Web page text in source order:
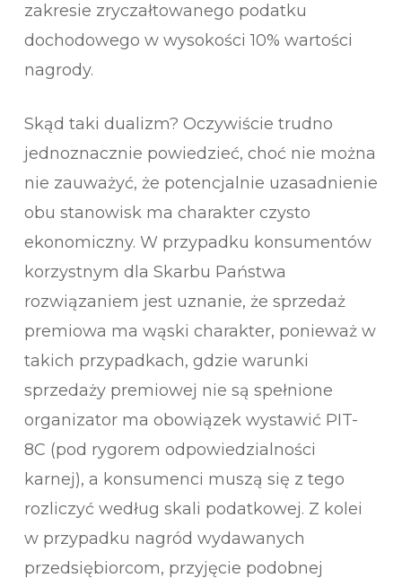
zakresie zryczałtowanego podatku
dochodowego w wysokości 10% wartości
nagrody.
Skąd taki dualizm? Oczywiście trudno
jednoznacznie powiedzieć, choć nie można
nie zauważyć, że potencjalnie uzasadnienie
obu stanowisk ma charakter czysto
ekonomiczny. W przypadku konsumentów
korzystnym dla Skarbu Państwa
rozwiązaniem jest uznanie, że sprzedaż
premiowa ma wąski charakter, ponieważ w
takich przypadkach, gdzie warunki
sprzedaży premiowej nie są spełnione
organizator ma obowiązek wystawić PIT-
8C (pod rygorem odpowiedzialności
karnej), a konsumenci muszą się z tego
rozliczyć według skali podatkowej. Z kolei
w przypadku nagród wydawanych
przedsiębiorcom, przyjęcie podobnej